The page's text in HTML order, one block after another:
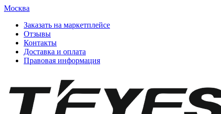
Москва
Заказать на маркетплейсе
Отзывы
Контакты
Доставка и оплата
Правовая информация